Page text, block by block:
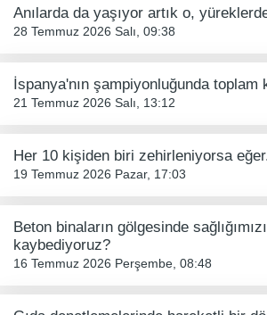
Anılarda da yaşıyor artık o,
28 Temmuz 2026 Salı, 09:38
İspanya'nın şampiyonluğunda toplam
21 Temmuz 2026 Salı, 13:12
Her 10 kişiden biri zehirleniyorsa
19 Temmuz 2026 Pazar, 17:03
Beton binaların gölgesinde sağlığımızı
kaybediyoruz?
16 Temmuz 2026 Perşembe, 08:48